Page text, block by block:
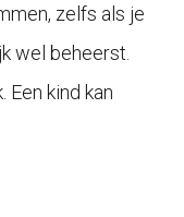
zelfs als je
wel beheerst.
kind kan